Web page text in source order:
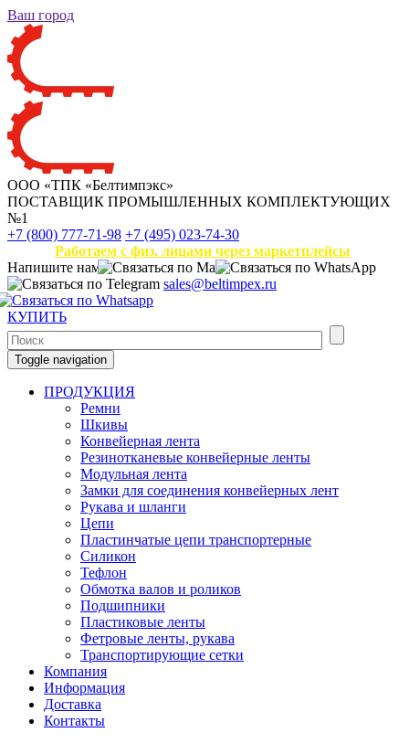
Ваш город
ООО «ТПК «Белтимпэкс»
ПОСТАВЩИК ПРОМЫШЛЕННЫХ КОМПЛЕКТУЮЩИХ
№1
+7 (800) 777-71-98 +7 (495) 023-74-30
Работаем с физ. лицами через маркетплейсы
Напишите нам
sales@beltimpex.ru
КУПИТЬ
Toggle navigation
ПРОДУКЦИЯ
Ремни
Шкивы
Конвейерная лента
Резинотканевые конвейерные ленты
Модульная лента
Замки для соединения конвейерных лент
Рукава и шланги
Цепи
Пластинчатые цепи транспортерные
Силикон
Тефлон
Обмотка валов и роликов
Подшипники
Пластиковые ленты
Фетровые ленты, рукава
Транспортирующие сетки
Компания
Информация
Доставка
Контакты